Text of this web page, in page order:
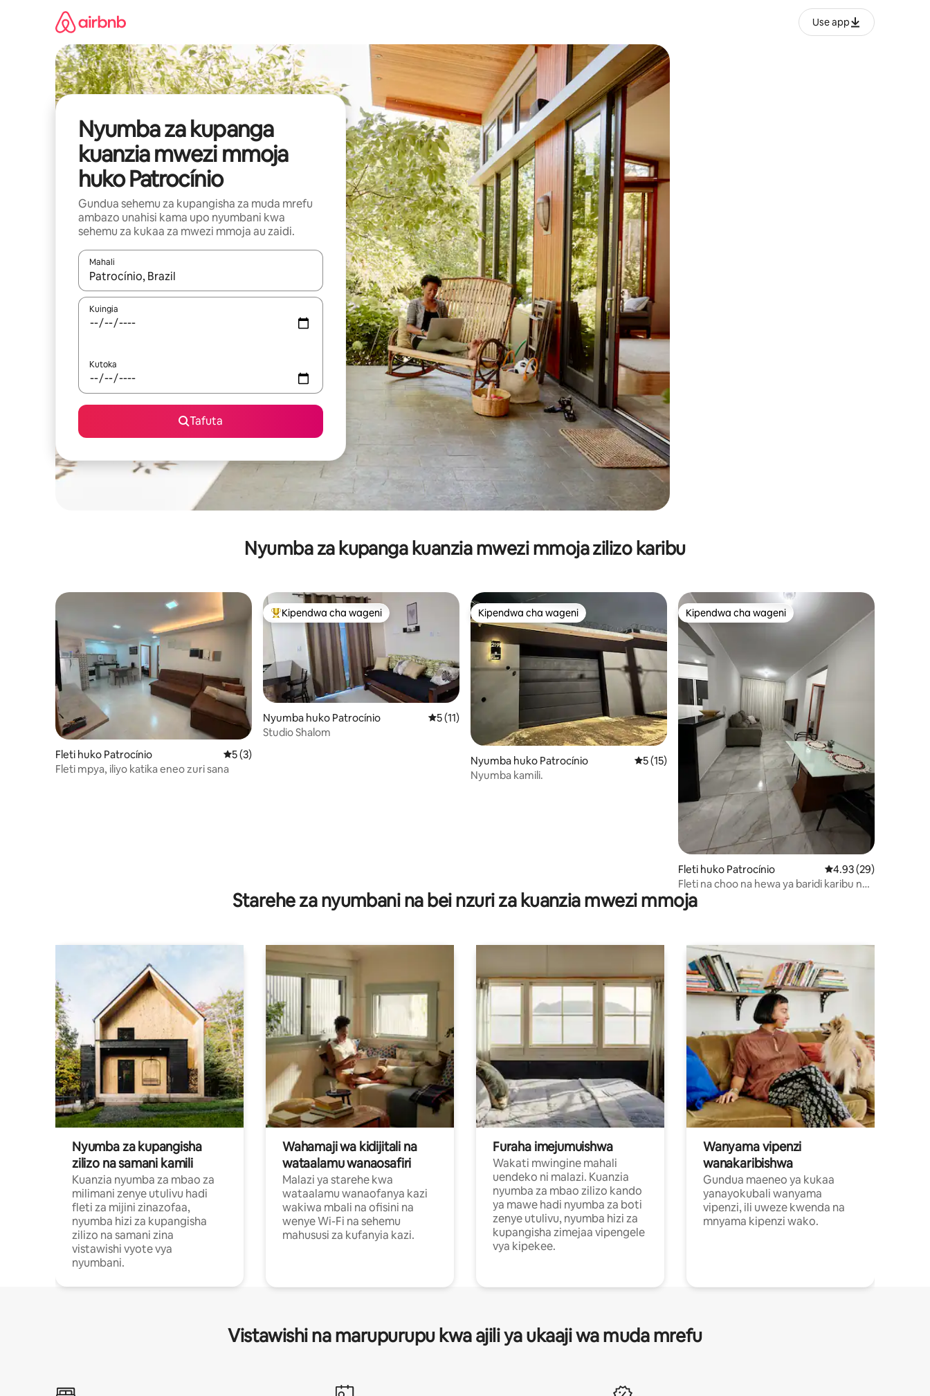
Use app
Nyumba za kupanga
kuanzia mwezi mmoja
huko Patrocínio
Gundua sehemu za kupangisha za muda mrefu
ambazo unahisi kama upo nyumbani kwa
sehemu za kukaa za mwezi mmoja au zaidi.
Mahali
Wakati matokeo yanapatikana, vinjari kwa kutumia vitufe vya vishale vya juu na chini au uchunguze kwa kugusa au kutelezesha kidole kwenye ishara.
Kuingia
Kutoka
Tafuta
Nyumba za kupanga kuanzia mwezi mmoja zilizo karibu
Fleti huko Patrocínio Ukadiriaji wa wastani wa 5 kati ya 5, tathmini 3
5 (3)
Fleti mpya, iliyo katika eneo zuri sana
Kipendwa maarufu cha wageni
Kipendwa cha wageni
Nyumba huko Patrocínio Ukadiriaji wa wastani wa 5 kati ya 5, tathmini 11
5 (11)
Studio Shalom
Kipendwa cha wageni
Kipendwa cha wageni
Nyumba huko Patrocínio Ukadiriaji wa wastani wa 5 kati ya 5, tathmini 15
5 (15)
Nyumba kamili.
Kipendwa cha wageni
Kipendwa cha wageni
Fleti huko Patrocínio Ukadiriaji wa wastani
4.93 (29)
Fleti na choo na hewa ya baridi karibu na
katikati ya jiji
Starehe za nyumbani na bei nzuri za kuanzia mwezi mmoja
Nyumba za kupangisha
zilizo na samani kamili
Kuanzia nyumba za mbao za
milimani zenye utulivu hadi
fleti za mijini zinazofaa,
nyumba hizi za kupangisha
zilizo na samani zina
vistawishi vyote vya
nyumbani.
Wahamaji wa kidijitali na
wataalamu wanaosafiri
Malazi ya starehe kwa
wataalamu wanaofanya kazi
wakiwa mbali na ofisini na
wenye Wi-Fi na sehemu
mahususi za kufanyia kazi.
Furaha imejumuishwa
Wakati mwingine mahali
uendeko ni malazi. Kuanzia
nyumba za mbao zilizo kando
ya mawe hadi nyumba za boti
zenye utulivu, nyumba hizi za
kupangisha zimejaa vipengele
vya kipekee.
Wanyama vipenzi
wanakaribishwa
Gundua maeneo ya kukaa
yanayokubali wanyama
vipenzi, ili uweze kwenda na
mnyama kipenzi wako.
Vistawishi na marupurupu kwa ajili ya ukaaji wa muda mrefu